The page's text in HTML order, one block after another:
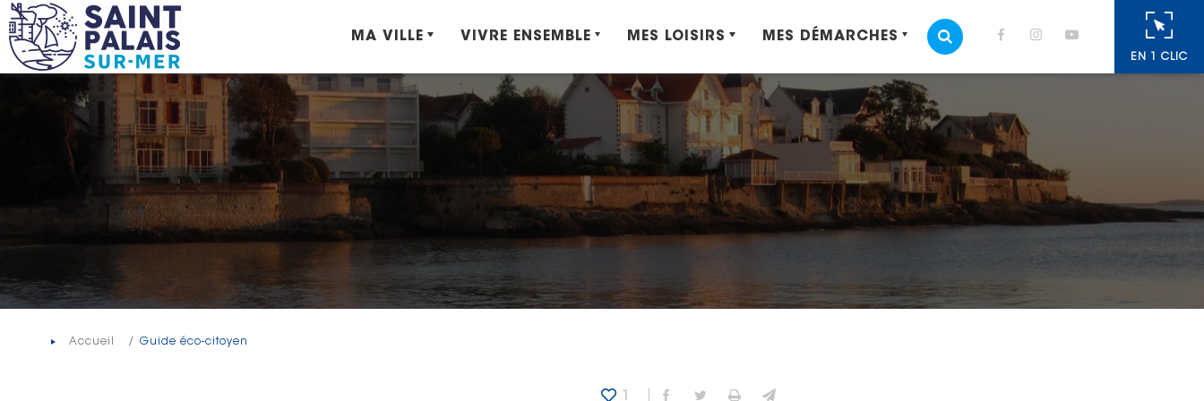
Panneau de gestion des cookies
EN 1 CLIC
MOTEUR DE RECHERCHE
MA VILLE VIVRE ENSEMBLE MES LOISIRS MES DÉMARCHES
Accueil Guide éco-citoyen
Partager sur Facebook
Partager sur Twitter
Imprimer